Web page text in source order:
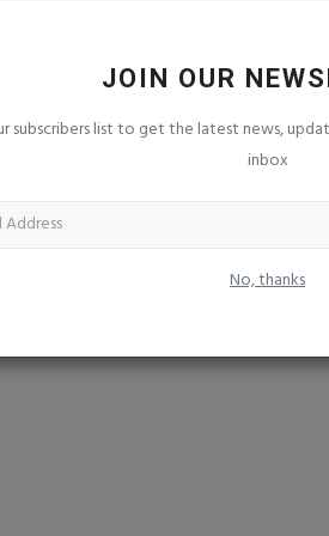
JOIN OUR
subscribers list to get the latest news,
inbox
No, thanks
ઉના પોલીસે વાડી
saurashtrabhoomi Aug 4, 2026 0